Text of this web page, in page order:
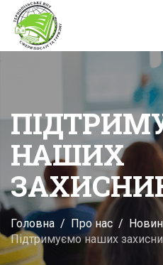
НАШИХ
Головна Про нас
Підтримуємо наших